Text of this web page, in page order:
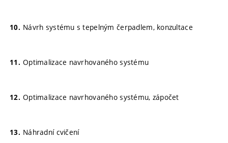
Návrh systému s tepelným čerpadlem, konzultace
Optimalizace navrhovaného systému
Optimalizace navrhovaného systému, zápočet
Náhradní cvičení